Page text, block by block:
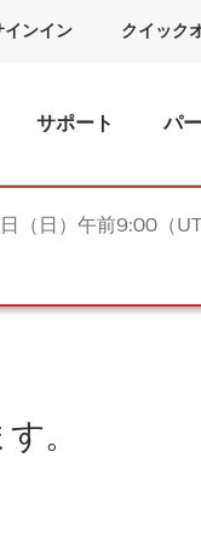
インイン クイック
サポート パ
（日）午前9:00（
。